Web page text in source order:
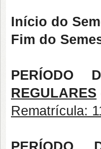
Início do
Fim do
PERÍODO
REGULARES
Rematrícula: